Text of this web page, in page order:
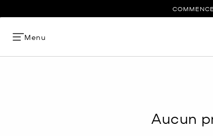
Menu
Aucun